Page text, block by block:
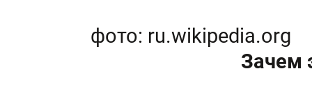
фото: ru.wikipedia.org
Зачем